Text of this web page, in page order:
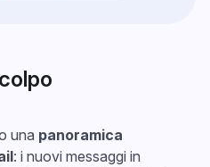
una panoramica
: i nuovi messaggi in